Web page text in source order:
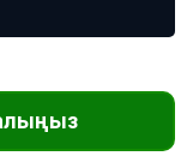
алыңыз